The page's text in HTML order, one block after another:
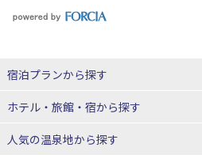
宿泊プランから探す
北海道
東北
ホテル・旅館・宿から探す
北海道ホテル・旅館
人気の温泉地から探す